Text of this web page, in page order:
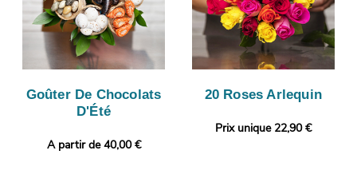
Goûter De Chocolats
D'Été
A partir de 40,00 €
20 Roses Arlequin
Prix unique 22,90 €